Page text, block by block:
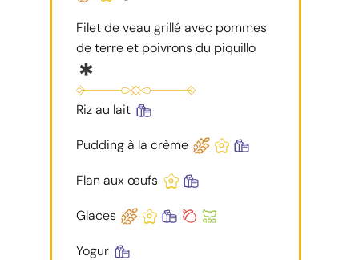
Filet de veau grillé avec pommes
de terre et poivrons du piquillo
Riz au lait
Pudding à la crème
Flan aux œufs
Glaces
Yogur